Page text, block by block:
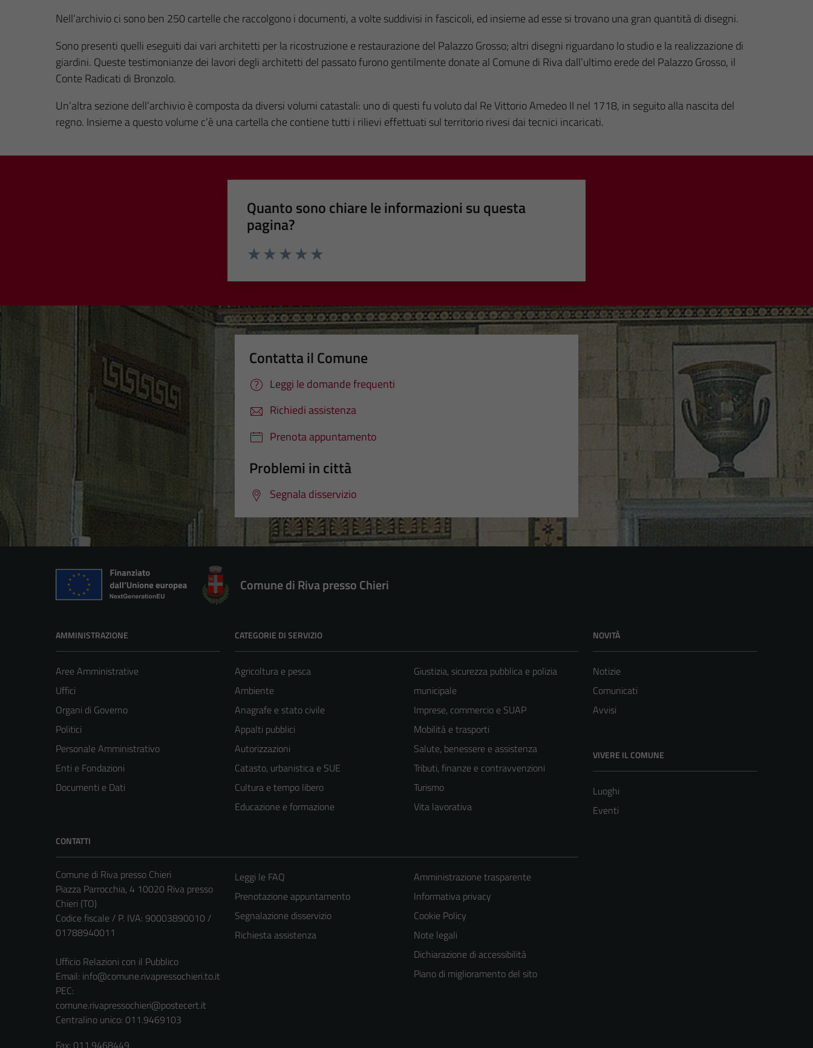
Nell’archivio ci sono ben 250 cartelle che raccolgono i documenti, a volte suddivisi in fascicoli, ed insieme ad esse si trovano una gran quantità di disegni.
Sono presenti quelli eseguiti dai vari architetti per la ricostruzione e restaurazione del Palazzo Grosso; altri disegni riguardano lo studio e la realizzazione di
giardini. Queste testimonianze dei lavori degli architetti del passato furono gentilmente donate al Comune di Riva dall’ultimo erede del Palazzo Grosso, il
Conte Radicati di Bronzolo.
Un’altra sezione dell’archivio è composta da diversi volumi catastali: uno di questi fu voluto dal Re Vittorio Amedeo II nel 1718, in seguito alla nascita del
regno. Insieme a questo volume c’è una cartella che contiene tutti i rilievi effettuati sul territorio rivesi dai tecnici incaricati.
Quanto sono chiare le informazioni su questa
pagina?
Contatta il Comune
Leggi le domande frequenti
Richiedi assistenza
Prenota appuntamento
Problemi in città
Segnala disservizio
Comune di Riva presso Chieri
AMMINISTRAZIONE
Aree Amministrative
Uffici
Organi di Governo
Politici
Personale Amministrativo
Enti e Fondazioni
Documenti e Dati
CATEGORIE DI SERVIZIO
Agricoltura e pesca
Ambiente
Anagrafe e stato civile
Appalti pubblici
Autorizzazioni
Catasto, urbanistica e SUE
Cultura e tempo libero
Educazione e formazione
Giustizia, sicurezza pubblica e polizia
municipale
Imprese, commercio e SUAP
Mobilità e trasporti
Salute, benessere e assistenza
Tributi, finanze e contravvenzioni
Turismo
Vita lavorativa
NOVITÀ
Notizie
Comunicati
Avvisi
VIVERE IL COMUNE
Luoghi
Eventi
CONTATTI
Comune di Riva presso Chieri
Piazza Parrocchia, 4 10020 Riva presso
Chieri (TO)
Codice fiscale / P. IVA: 90003890010 /
01788940011
Ufficio Relazioni con il Pubblico
Email: info@comune.rivapressochieri.to.it
PEC:
comune.rivapressochieri@postecert.it
Centralino unico: 011.9469103
Leggi le FAQ
Prenotazione appuntamento
Segnalazione disservizio
Richiesta assistenza
Amministrazione trasparente
Informativa privacy
Cookie Policy
Note legali
Dichiarazione di accessibilità
Piano di miglioramento del sito